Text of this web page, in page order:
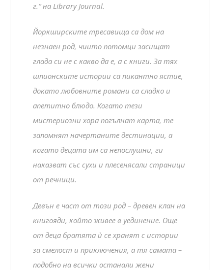
г.“ на Library Journal.
Йоркширските тресавища са дом на
незнаен род, чиито потомци засищат
глада си не с какво да е, а с книги. За тях
шпионските истории са пикантно ястие,
докато любовните романи са сладко и
апетитно блюдо. Когато тези
мистериозни хора погълнат карта, те
запомнят начертаните дестинации, а
когато децата им са непослушни, ги
наказват със сухи и плесенясали страници
от речници.
Девън е част от този род – древен клан на
книгояди, който живее в уединение. Още
от деца братята ѝ се хранят с истории
за смелост и приключения, а тя самата –
подобно на всички останали жени